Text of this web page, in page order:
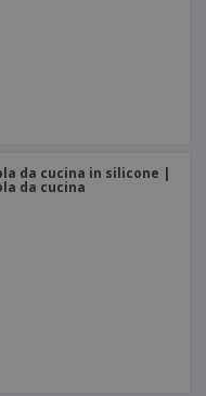
da cucina in silicone |
da cucina